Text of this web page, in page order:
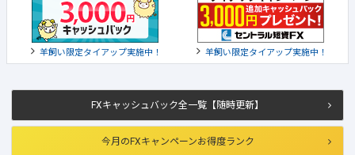
FXキャッシュバック全一覧【随時更新】
今月のFXキャンペーンお得度ランク
羊飼い限定タイアップ実施中！ 羊飼い限定タイアップ実施中！